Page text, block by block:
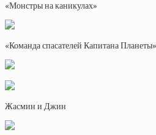
«Монстры на каникулах»
«Команда спасателей Капитана Планеты»
Жасмин и Джин